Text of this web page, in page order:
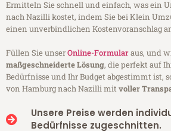
Ermitteln Sie schnell und einfach, was ein
nach Nazilli kostet, indem Sie bei Klein
einen unverbindlichen Kostenvoranschlag
Füllen Sie unserOnline-Formularaus, und
maßgeschneiderte Lösung, die perfekt auf
Bedürfnisse und Ihr Budget abgestimmt ist,
von Hamburg nach Nazilli mitvoller
Unsere Preise werden
Bedürfnisse zugeschnitten.